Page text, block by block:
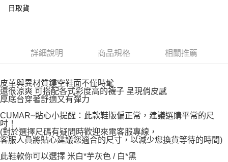
日取貨
詳細說明 商品規格 相關推薦
皮革與異材質鏤空鞋面不僅時髦
還很涼爽 可搭配各式彩度高的襪子 呈現俏皮感
厚底台穿著舒適又有彈力
CUMAR~貼心小提醒：此款鞋版偏正常，建議選購平常的尺
吋！
(對於選擇尺碼有疑問時歡迎來電客服專線，
客服人員將貼心建議您適合的尺寸，以減少您換貨等待的時間)
此鞋款你可以選擇 米白*芋灰色 / 白*黑